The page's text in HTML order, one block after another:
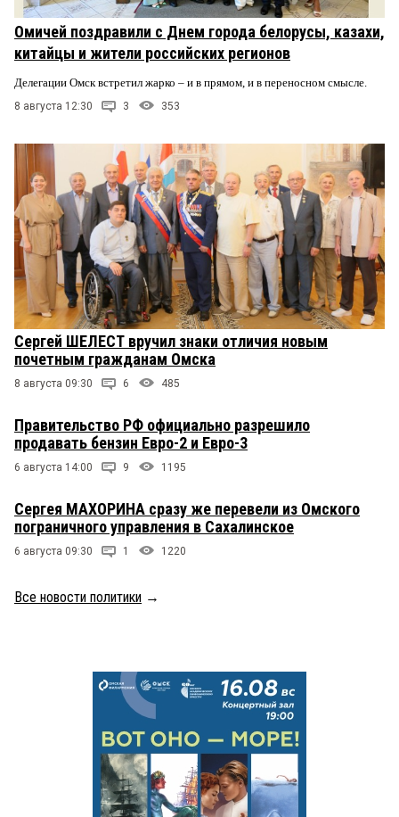
Омичей поздравили с Днем города белорусы, казахи,
китайцы и жители российских регионов
Делегации Омск встретил жарко – и в прямом, и в переносном смысле.
8 августа 12:30 3 353
Сергей ШЕЛЕСТ вручил знаки отличия новым
почетным гражданам Омска
8 августа 09:30 6 485
Правительство РФ официально разрешило
продавать бензин Евро-2 и Евро-3
6 августа 14:00 9 1195
Сергея МАХОРИНА сразу же перевели из Омского
пограничного управления в Сахалинское
6 августа 09:30 1 1220
Все новости политики →